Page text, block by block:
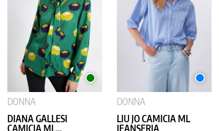
VERDE
DONNA
DIANA GALLESI
CAMICIA ML...
DONNA
LIU JO CAMICIA ML
JEANSERIA